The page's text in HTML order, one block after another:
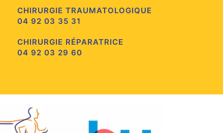
CHIRURGIE TRAUMATOLOGIQUE
04 92 03 35 31
CHIRURGIE RÉPARATRICE
04 92 03 29 60